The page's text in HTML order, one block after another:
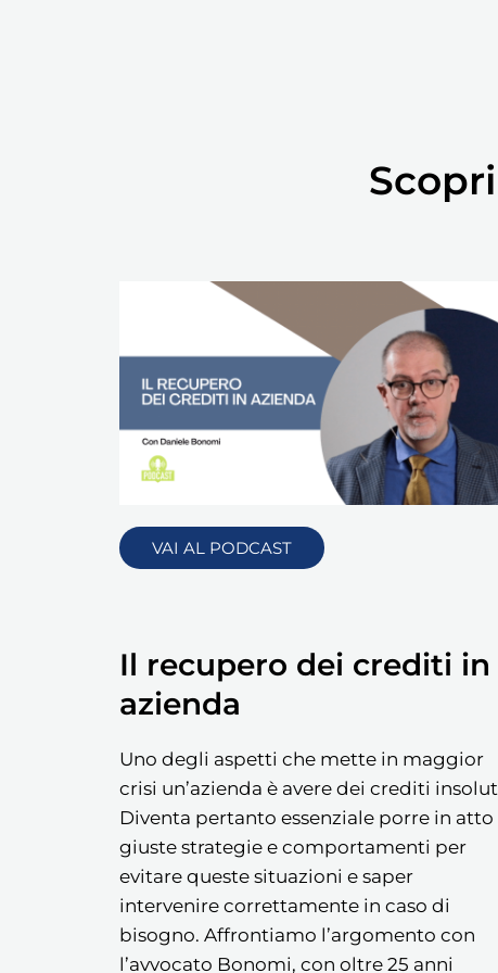
VAI AL PODCAST
Il recupero dei crediti in
azienda
Uno degli aspetti che mette in maggior
crisi un’azienda è avere dei crediti
Diventa pertanto essenziale porre in atto
giuste strategie e comportamenti per
evitare queste situazioni e saper
intervenire correttamente in caso di
bisogno. Affrontiamo l’argomento con
l’avvocato Bonomi, con oltre 25 anni